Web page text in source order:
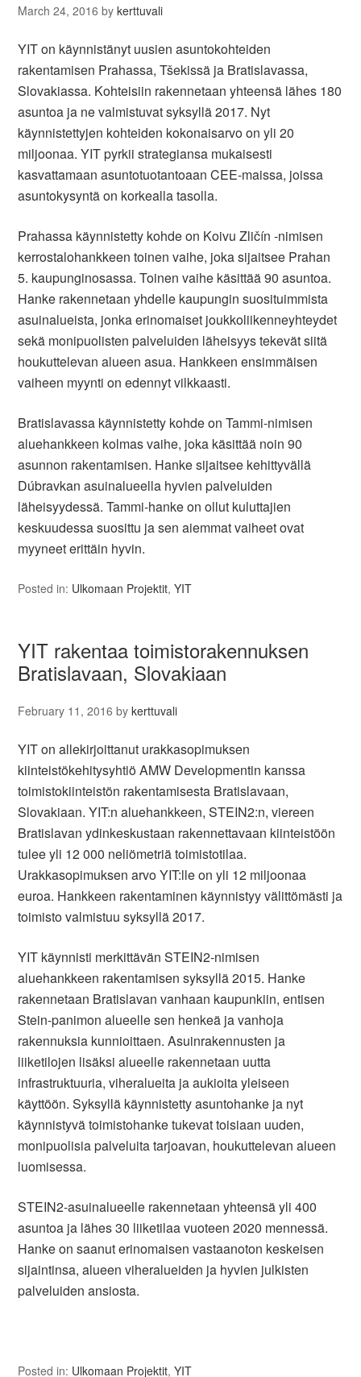
March 24, 2016 bykerttuvali
YIT on käynnistänyt uusien asuntokohteiden
rakentamisen Prahassa, Tšekissä ja Bratislavassa,
Slovakiassa. Kohteisiin rakennetaan yhteensä lähes 180
asuntoa ja ne valmistuvat syksyllä 2017. Nyt
käynnistettyjen kohteiden kokonaisarvo on yli 20
miljoonaa. YIT pyrkii strategiansa mukaisesti
kasvattamaan asuntotuotantoaan CEE-maissa, joissa
asuntokysyntä on korkealla tasolla.
Prahassa käynnistetty kohde on Koivu Zličín -nimisen
kerrostalohankkeen toinen vaihe, joka sijaitsee Prahan
5. kaupunginosassa. Toinen vaihe käsittää 90 asuntoa.
Hanke rakennetaan yhdelle kaupungin suosituimmista
asuinalueista, jonka erinomaiset joukkoliikenneyhteydet
sekä monipuolisten palveluiden läheisyys tekevät siitä
houkuttelevan alueen asua. Hankkeen ensimmäisen
vaiheen myynti on edennyt vilkkaasti.
Bratislavassa käynnistetty kohde on Tammi-nimisen
aluehankkeen kolmas vaihe, joka käsittää noin 90
asunnon rakentamisen. Hanke sijaitsee kehittyvällä
Dúbravkan asuinalueella hyvien palveluiden
läheisyydessä. Tammi-hanke on ollut kuluttajien
keskuudessa suosittu ja sen aiemmat vaiheet ovat
myyneet erittäin hyvin.
Posted in: Ulkomaan Projektit,YIT
YIT rakentaa toimistorakennuksen
Bratislavaan, Slovakiaan
February 11, 2016 bykerttuvali
YIT on allekirjoittanut urakkasopimuksen
kiinteistökehitysyhtiö AMW Developmentin kanssa
toimistokiinteistön rakentamisesta Bratislavaan,
Slovakiaan. YIT:n aluehankkeen, STEIN2:n, viereen
Bratislavan ydinkeskustaan rakennettavaan kiinteistöön
tulee yli 12 000 neliömetriä toimistotilaa.
Urakkasopimuksen arvo YIT:lle on yli 12 miljoonaa
euroa. Hankkeen rakentaminen käynnistyy välittömästi ja
toimisto valmistuu syksyllä 2017.
YIT käynnisti merkittävän STEIN2-nimisen
aluehankkeen rakentamisen syksyllä 2015. Hanke
rakennetaan Bratislavan vanhaan kaupunkiin, entisen
Stein-panimon alueelle sen henkeä ja vanhoja
rakennuksia kunnioittaen. Asuinrakennusten ja
liiketilojen lisäksi alueelle rakennetaan uutta
infrastruktuuria, viheralueita ja aukioita yleiseen
käyttöön. Syksyllä käynnistetty asuntohanke ja nyt
käynnistyvä toimistohanke tukevat toisiaan uuden,
monipuolisia palveluita tarjoavan, houkuttelevan alueen
luomisessa.
STEIN2-asuinalueelle rakennetaan yhteensä yli 400
asuntoa ja lähes 30 liiketilaa vuoteen 2020 mennessä.
Hanke on saanut erinomaisen vastaanoton keskeisen
sijaintinsa, alueen viheralueiden ja hyvien julkisten
palveluiden ansiosta.
Posted in: Ulkomaan Projektit,YIT